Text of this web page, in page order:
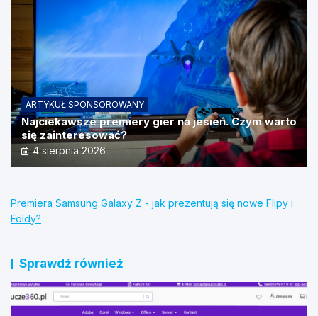
ARTYKUŁ SPONSOROWANY
Najciekawsze premiery gier na jesień. Czym warto
się zainteresować?
4 sierpnia 2026
Premiera Samsung Galaxy Z - jak prezentują się nowe Flipy i
Foldy?
Sprawdź również